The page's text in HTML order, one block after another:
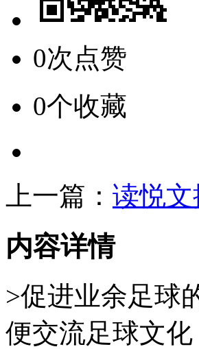
0次点赞
0个收藏
上一篇： 读悦
内容详情
>促进业余足球
便交流足球文化